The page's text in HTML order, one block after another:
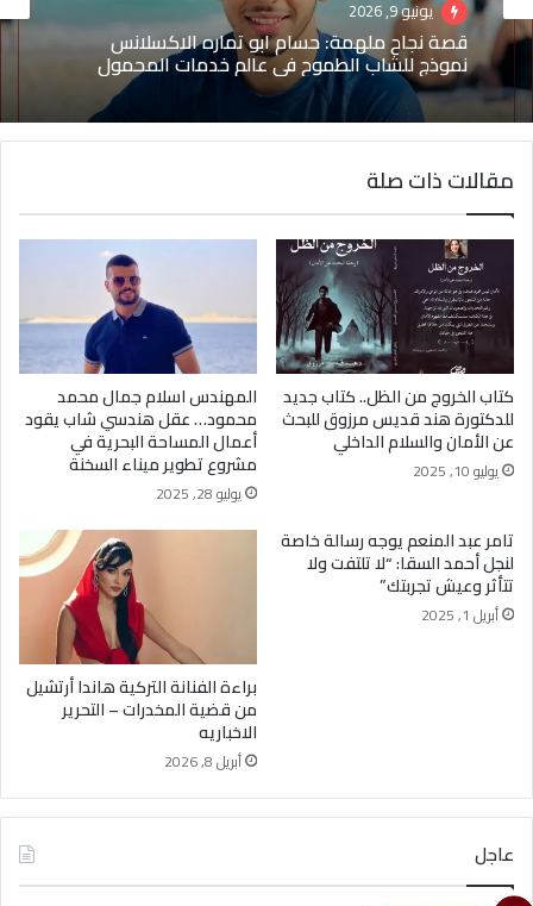
يونيو 9, 2026
قصة نجاح ملهمة: حسام ابو تماره الاكسلانس
نموذج للشاب الطموح في عالم خدمات المحمول
مشاهير
أبريل 12, 2026
ملكة الجمال سلمى سرحان: الوجه العربي الذي أعاد
رسم خارطة الإعلانات في الهند
مقالات ذات صلة
كتاب الخروج من الظل.. كتاب جديد
للدكتورة هند قديس مرزوق للبحث
عن الأمان والسلام الداخلي
يوليو 10, 2025
المهندس اسلام جمال محمد
محمود… عقل هندسي شاب يقود
أعمال المساحة البحرية في
مشروع تطوير ميناء السخنة
يوليو 28, 2025
تامر عبد المنعم يوجه رسالة خاصة
لنجل أحمد السقا: “لا تلتفت ولا
تتأثر وعيش تجربتك”
أبريل 1, 2025
براءة الفنانة التركية هاندا أرتشيل
من قضية المخدرات – التحرير
الاخباريه
أبريل 8, 2026
عاجل